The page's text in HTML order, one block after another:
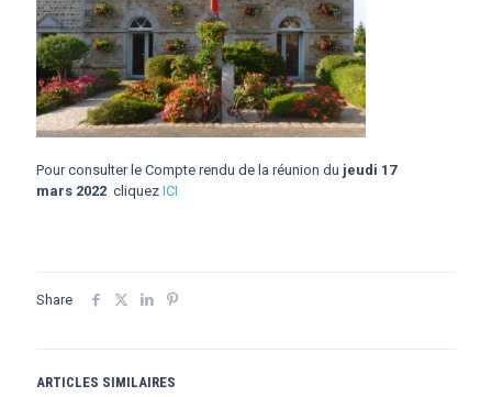
Pour consulter le Compte rendu de la réunion du jeudi 17
mars 2022 cliquez ICI
Share
ARTICLES SIMILAIRES